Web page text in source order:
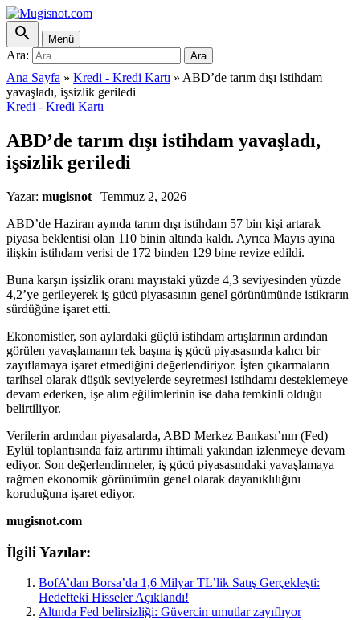
Menü
Ara: Ara
Ana Sayfa » Kredi - Kredi Kartı » ABD’de tarım dışı istihdam
yavaşladı, işsizlik geriledi
Kredi - Kredi Kartı
ABD’de tarım dışı istihdam yavaşladı,
işsizlik geriledi
Yazar: mugisnot | Temmuz 2, 2026
ABD’de Haziran ayında tarım dışı istihdam 57 bin kişi artarak
piyasa beklentisi olan 110 binin altında kaldı. Ayrıca Mayıs ayına
ilişkin istihdam verisi de 172 binden 129 bine revize edildi.
Buna karşın işsizlik oranı mayıstaki yüzde 4,3 seviyesinden yüzde
4,2’ye gerileyerek iş gücü piyasasının genel görünümünde istikrarın
sürdüğüne işaret etti.
Ekonomistler, son aylardaki güçlü istihdam artışlarının ardından
görülen yavaşlamanın tek başına iş gücü piyasasında kalıcı bir
zayıflamaya işaret etmediğini değerlendiriyor. İşten çıkarmaların
tarihsel olarak düşük seviyelerde seyretmesi istihdamı desteklemeye
devam ederken, işe alım eğilimlerinin ise daha temkinli olduğu
belirtiliyor.
Verilerin ardından piyasalarda, ABD Merkez Bankası’nın (Fed)
Eylül toplantısında faiz artırımı ihtimali yakından izlenmeye devam
ediyor. Son değerlendirmeler, iş gücü piyasasındaki yavaşlamaya
rağmen ekonomik görünümün genel olarak dayanıklılığını
koruduğuna işaret ediyor.
mugisnot.com
İlgili Yazılar:
BofA’dan Borsa’da 1,6 Milyar TL’lik Satış Gerçekleşti:
Hedefteki Hisseler Açıklandı!
Altında Fed belirsizliği: Güvercin umutlar zayıflıyor